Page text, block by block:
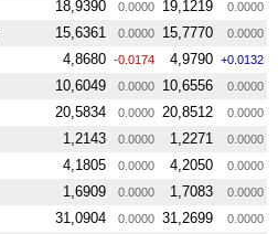
18,9390 0.0000 19,1219 0.0000
15,6361 0.0000 15,7770 0.0000
4,8680 -0.0174 4,9790 +0.0132
10,6049 0.0000 10,6556 0.0000
20,5834 0.0000 20,8512 0.0000
1,2143 0.0000 1,2271 0.0000
4,1805 0.0000 4,2050 0.0000
1,6909 0.0000 1,7083 0.0000
31,0904 0.0000 31,2699 0.0000